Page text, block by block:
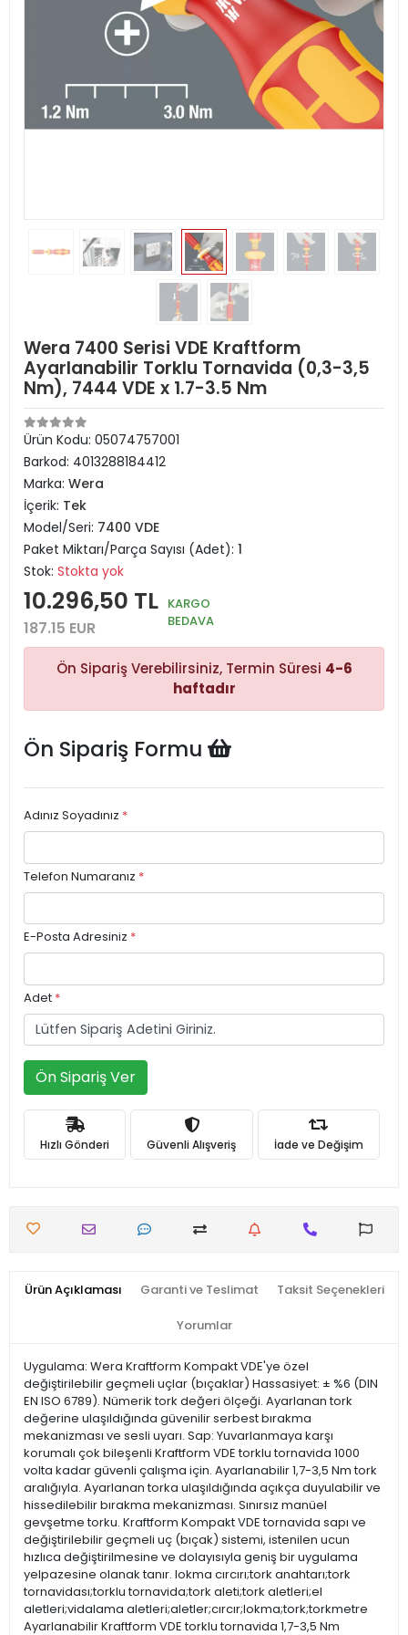
Wera 7400 Serisi VDE Kraftform
Ayarlanabilir Torklu Tornavida (0,3-3,5
Nm), 7444 VDE x 1.7-3.5 Nm
Ürün Kodu: 05074757001
Barkod: 4013288184412
Marka: Wera
İçerik: Tek
Model/Seri: 7400 VDE
Paket Miktarı/Parça Sayısı (Adet): 1
Stok: Stokta yok
10.296,50 TL
187.15 EUR
KARGO
BEDAVA
Ön Sipariş Verebilirsiniz, Termin Süresi 4-6
haftadır
Ön Sipariş Formu
Adınız Soyadınız *
Telefon Numaranız *
E-Posta Adresiniz *
Adet *
Ön Sipariş Ver
Hızlı Gönderi Güvenli Alışveriş İade ve Değişim
Ürün Açıklaması Garanti ve Teslimat Taksit Seçenekleri
Yorumlar
Uygulama: Wera Kraftform Kompakt VDE'ye özel
değiştirilebilir geçmeli uçlar (bıçaklar) Hassasiyet: ± %6 (DIN
EN ISO 6789). Nümerik tork değeri ölçeği. Ayarlanan tork
değerine ulaşıldığında güvenilir serbest bırakma
mekanizması ve sesli uyarı. Sap: Yuvarlanmaya karşı
korumalı çok bileşenli Kraftform VDE torklu tornavida 1000
volta kadar güvenli çalışma için. Ayarlanabilir 1,7-3,5 Nm tork
aralığıyla. Ayarlanan torka ulaşıldığında açıkça duyulabilir ve
hissedilebilir bırakma mekanizması. Sınırsız manüel
gevşetme torku. Kraftform Kompakt VDE tornavida sapı ve
değiştirilebilir geçmeli uç (bıçak) sistemi, istenilen ucun
hızlıca değiştirilmesine ve dolayısıyla geniş bir uygulama
yelpazesine olanak tanır. lokma cırcırı;tork anahtarı;tork
tornavidası;torklu tornavida;tork aleti;tork aletleri;el
aletleri;vidalama aletleri;aletler;cırcır;lokma;tork;torkmetre
Ayarlanabilir Kraftform VDE torklu tornavida 1,7-3,5 Nm